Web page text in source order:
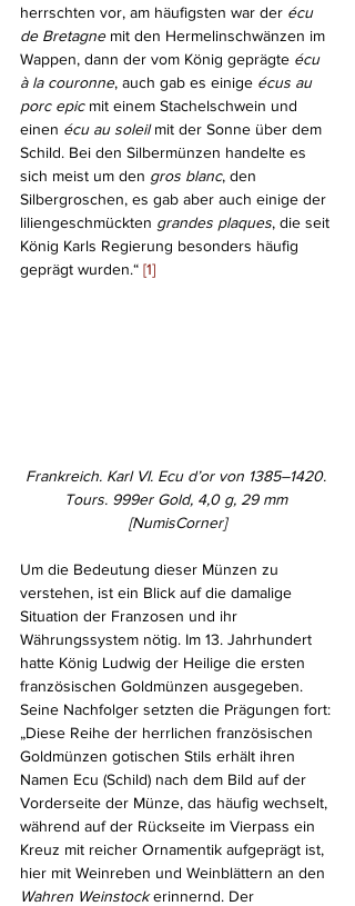
herrschten vor, am häufigsten war der écu
de Bretagne mit den Hermelinschwänzen im
Wappen, dann der vom König geprägte écu
à la couronne, auch gab es einige écus au
porc epic mit einem Stachelschwein und
einen écu au soleil mit der Sonne über dem
Schild. Bei den Silbermünzen handelte es
sich meist um den gros blanc, den
Silbergroschen, es gab aber auch einige der
liliengeschmückten grandes plaques, die seit
König Karls Regierung besonders häufig
geprägt wurden.“ [1]
Frankreich. Karl VI. Ecu d’or von 1385–1420.
Tours. 999er Gold, 4,0 g, 29 mm
[NumisCorner]
Um die Bedeutung dieser Münzen zu
verstehen, ist ein Blick auf die damalige
Situation der Franzosen und ihr
Währungssystem nötig. Im 13. Jahrhundert
hatte König Ludwig der Heilige die ersten
französischen Goldmünzen ausgegeben.
Seine Nachfolger setzten die Prägungen fort:
„Diese Reihe der herrlichen französischen
Goldmünzen gotischen Stils erhält ihren
Namen Ecu (Schild) nach dem Bild auf der
Vorderseite der Münze, das häufig wechselt,
während auf der Rückseite im Vierpass ein
Kreuz mit reicher Ornamentik aufgeprägt ist,
hier mit Weinreben und Weinblättern an den
Wahren Weinstock erinnernd. Der